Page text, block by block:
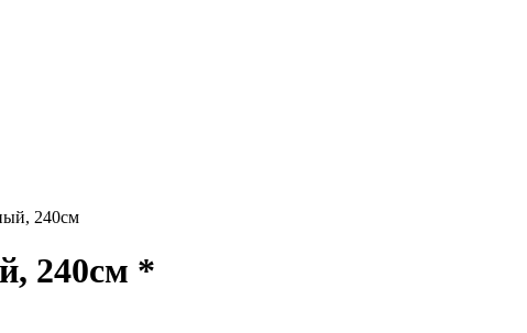
240см
240см *